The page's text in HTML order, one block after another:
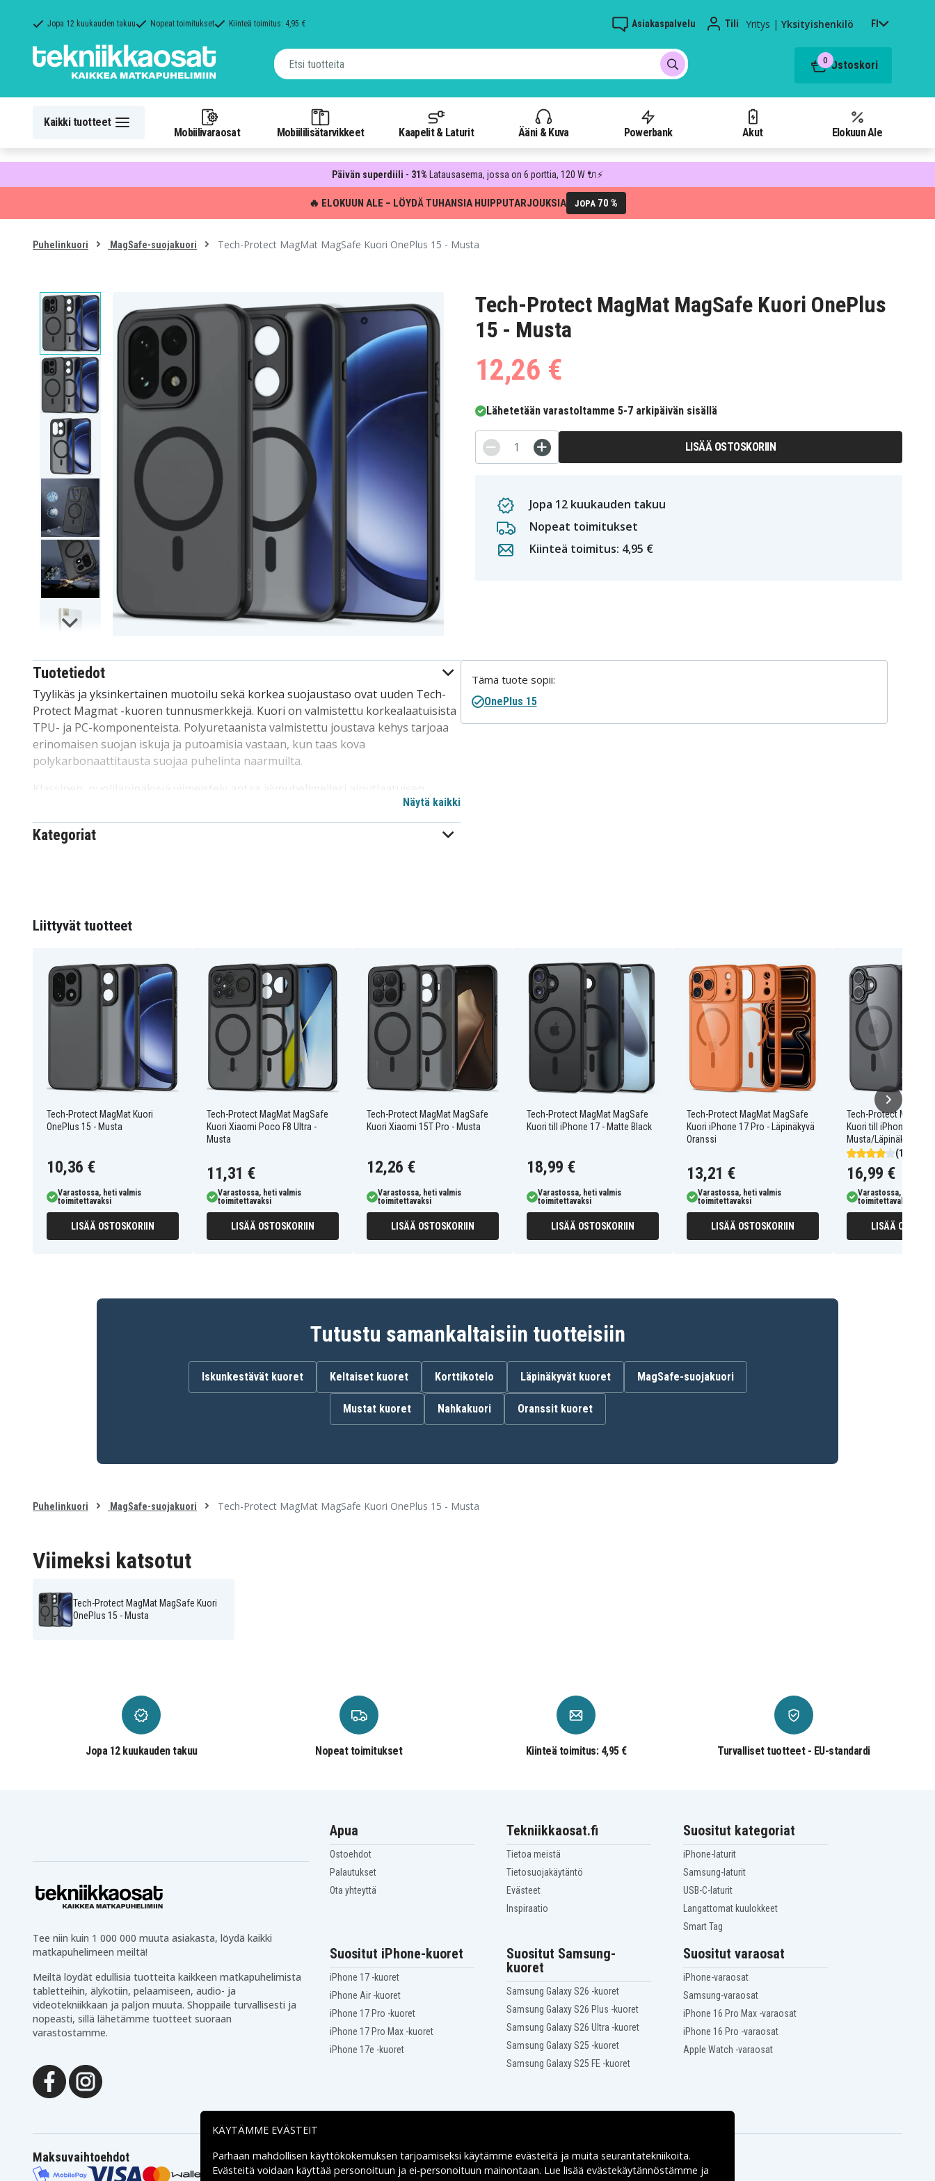
Jopa 12 kuukauden takuu Nopeat toimitukset Kiinteä toimitus: 4,95 € Asiakaspalvelu Tili Yritys | Yksityishenkilö FI
0 Ostoskori
Kaikki tuotteet
Mobiilivaraosat Mobiililisätarvikkeet Kaapelit & Laturit Ääni & Kuva Powerbank Akut Elokuun Ale
Päivän superdiili - 31% Latausasema, jossa on 6 porttia, 120 W 🔌⚡
🔥 ELOKUUN ALE – LÖYDÄ TUHANSIA HUIPPUTARJOUKSIA JOPA 70 %
Puhelinkuori MagSafe-suojakuori Tech-Protect MagMat MagSafe Kuori OnePlus 15 - Musta
Tech-Protect MagMat MagSafe Kuori OnePlus
15 - Musta
12,26 €
Lähetetään varastoltamme 5-7 arkipäivän sisällä
LISÄÄ OSTOSKORIIN
Jopa 12 kuukauden takuu
Nopeat toimitukset
Kiinteä toimitus: 4,95 €
Tuotetiedot
Tyylikäs ja yksinkertainen muotoilu sekä korkea suojaustaso ovat uuden Tech-
Protect Magmat -kuoren tunnusmerkkejä. Kuori on valmistettu korkealaatuisista
TPU- ja PC-komponenteista. Polyuretaanista valmistettu joustava kehys tarjoaa
erinomaisen suojan iskuja ja putoamisia vastaan, kun taas kova
polykarbonaattitausta suojaa puhelinta naarmuilta.
Klassinen, puoliläpinäkyvä viimeistely antaa älypuhelimellesi ainutlaatuisen
ilmeen. Magmat sisältää myös magneettirenkaan, joka on yhteensopiva
MagSafe-langattoman laturin kanssa, mikä takaa nopean ja helpon latauksen.
Materiaali: Muovi
Yhteensopiva kanssa: OnePlus 15
Tuotenro 205067
5906302352449
Kuoret
Merkki Tech-Protect
Ominaisuus Yhteensopiva langattoman latauksen kanssa
Näytä kaikki
Kategoriat
Tämä tuote sopii:
OnePlus 15
Liittyvät tuotteet
Tech-Protect MagMat Kuori
OnePlus 15 - Musta
10,36 €
Varastossa, heti valmis
toimitettavaksi
LISÄÄ OSTOSKORIIN
Tech-Protect MagMat MagSafe
Kuori Xiaomi Poco F8 Ultra -
Musta
11,31 €
Varastossa, heti valmis
toimitettavaksi
LISÄÄ OSTOSKORIIN
Tech-Protect MagMat MagSafe
Kuori Xiaomi 15T Pro - Musta
12,26 €
Varastossa, heti valmis
toimitettavaksi
LISÄÄ OSTOSKORIIN
Tech-Protect MagMat MagSafe
Kuori till iPhone 17 - Matte Black
18,99 €
Varastossa, heti valmis
toimitettavaksi
LISÄÄ OSTOSKORIIN
Tech-Protect MagMat MagSafe
Kuori iPhone 17 Pro - Läpinäkyvä
Oranssi
13,21 €
Varastossa, heti valmis
toimitettavaksi
LISÄÄ OSTOSKORIIN
Tech-Protect MagMat
Kuori till iPhone 17 -
Musta/Läpinäkyvä
(1)
16,99 €
Varastossa, heti
toimitettavaksi
LISÄÄ
Tutustu samankaltaisiin tuotteisiin
Iskunkestävät kuoret Keltaiset kuoret Korttikotelo Läpinäkyvät kuoret MagSafe-suojakuori
Mustat kuoret Nahkakuori Oranssit kuoret
Puhelinkuori MagSafe-suojakuori Tech-Protect MagMat MagSafe Kuori OnePlus 15 - Musta
Viimeksi katsotut
Tech-Protect MagMat MagSafe Kuori
OnePlus 15 - Musta
Jopa 12 kuukauden takuu Nopeat toimitukset Kiinteä toimitus: 4,95 € Turvalliset tuotteet - EU-standardi
Tee niin kuin 1 000 000 muuta asiakasta, löydä kaikki
matkapuhelimeen meiltä!
Meiltä löydät edullisia tuotteita kaikkeen matkapuhelimista
tabletteihin, älykotiin, pelaamiseen, audio- ja
videotekniikkaan ja paljon muuta. Shoppaile turvallisesti ja
nopeasti, sillä lähetämme tuotteet suoraan
varastostamme.
Apua
Ostoehdot
Palautukset
Ota yhteyttä
Tekniikkaosat.fi
Tietoa meistä
Tietosuojakäytäntö
Evästeet
Inspiraatio
Suositut kategoriat
iPhone-laturit
Samsung-laturit
USB-C-laturit
Langattomat kuulokkeet
Smart Tag
Suositut iPhone-kuoret
iPhone 17 -kuoret
iPhone Air -kuoret
iPhone 17 Pro -kuoret
iPhone 17 Pro Max -kuoret
iPhone 17e -kuoret
Suositut Samsung-
kuoret
Samsung Galaxy S26 -kuoret
Samsung Galaxy S26 Plus -kuoret
Samsung Galaxy S26 Ultra -kuoret
Samsung Galaxy S25 -kuoret
Samsung Galaxy S25 FE -kuoret
Suositut varaosat
iPhone-varaosat
Samsung-varaosat
iPhone 16 Pro Max -varaosat
iPhone 16 Pro -varaosat
Apple Watch -varaosat
Maksuvaihtoehdot Toimitusvaihtoehdot
KÄYTÄMME EVÄSTEIT
Parhaan mahdollisen käyttökokemuksen tarjoamiseksi käytämme evästeitä ja muita seurantatekniikoita.
Evästeitä voidaan käyttää personoituun ja ei-personoituun mainontaan. Lue lisää evästekäytännöstämme ja